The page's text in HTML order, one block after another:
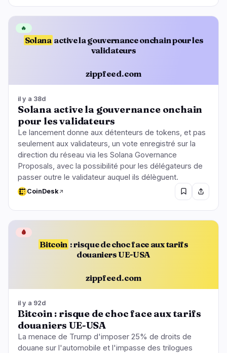
Solana active la gouvernance onchain pour les
validateurs
zippfeed.com
🔥
il y a 38d
Solana active la gouvernance onchain
pour les validateurs
Le lancement donne aux détenteurs de tokens, et pas
seulement aux validateurs, un vote enregistré sur la
direction du réseau via les Solana Governance
Proposals, avec la possibilité pour les délégateurs de
passer outre le validateur auquel ils délèguent.
CoinDesk
Bitcoin : risque de choc face aux tarifs
douaniers UE-USA
zippfeed.com
🩸
il y a 92d
Bitcoin : risque de choc face aux tarifs
douaniers UE-USA
La menace de Trump d'imposer 25% de droits de
douane sur l'automobile et l'impasse des trilogues